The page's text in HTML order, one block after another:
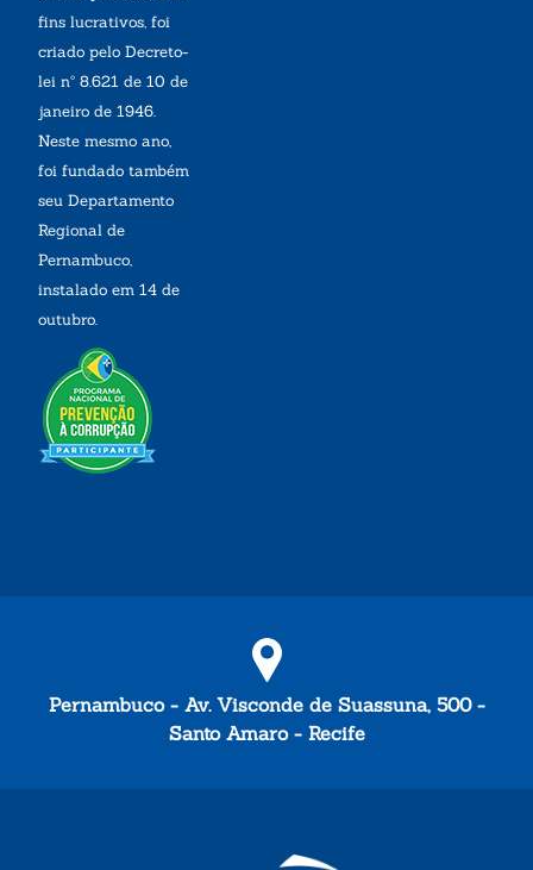
fins lucrativos, foi
criado pelo Decreto-
lei nº 8.621 de 10 de
janeiro de 1946.
Neste mesmo ano,
foi fundado também
seu Departamento
Regional de
Pernambuco,
instalado em 14 de
outubro.
Pernambuco - Av. Visconde de Suassuna, 500 -
Santo Amaro - Recife